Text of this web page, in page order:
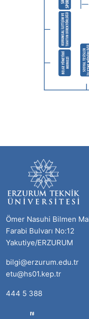
Ömer Nasuhi Bilmen
Farabi Bulvarı No:12
Yakutiye/ERZURUM
bilgi@erzurum.edu.tr
etu@hs01.kep.tr
444 5 388